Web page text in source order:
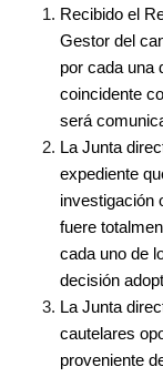
Recibido el
Gestor del
por cada una
coincidente
será
La Junta
expediente
investigación
fuere
cada uno de
decisión
La Junta
cautelares
proveniente